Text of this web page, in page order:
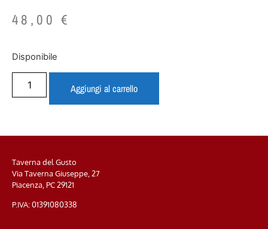
48,00€
Disponibile
Aggiungi al carrello
Taverna del Gusto
Via Taverna Giuseppe, 27
Piacenza, PC29121
P.IVA: 01391080338